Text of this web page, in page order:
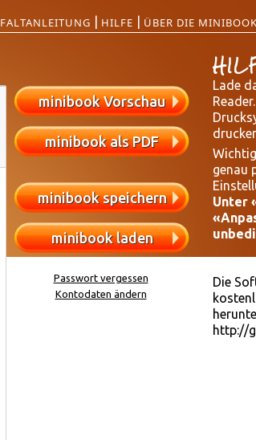
FALTANLEITUNG HILFE ÜBER DIE
minibook Vorschau
minibook als PDF
minibook speichern
minibook laden
Passwort vergessen
Kontodaten ändern
Lade
genau
Unter
Die
http://